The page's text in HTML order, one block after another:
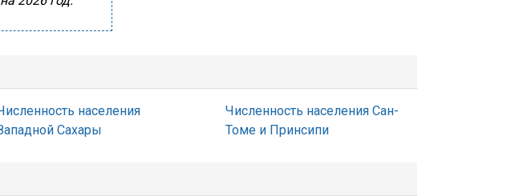
населения
Сахары
Численность населения Сан-
Томе и Принсипи